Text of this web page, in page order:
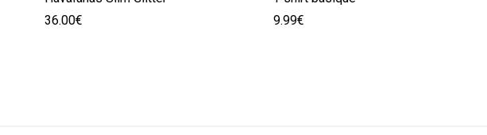
36.00€
9.99€